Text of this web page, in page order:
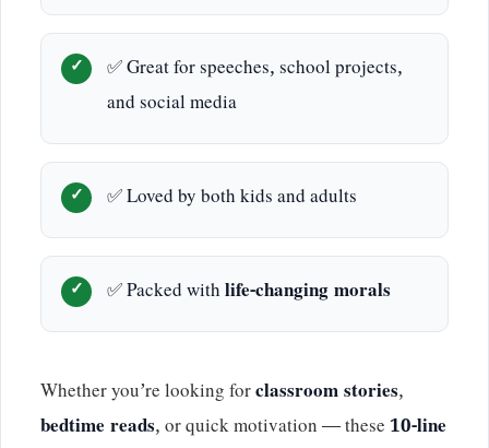
✅ Great for speeches, school projects,
and social media
✅ Loved by both kids and adults
✅ Packed withlife-changing morals
Whether you’re looking forclassroom stories,
bedtime reads, or quick motivation — these10-line